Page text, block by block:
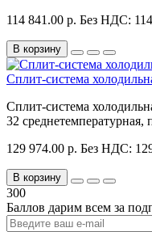
114 841.00 р. Без НДС:
В корзину
Сплит-система
Сплит-система
32 среднетемпературная,
129 974.00 р. Без НДС:
В корзину
300
Баллов дарим всем за